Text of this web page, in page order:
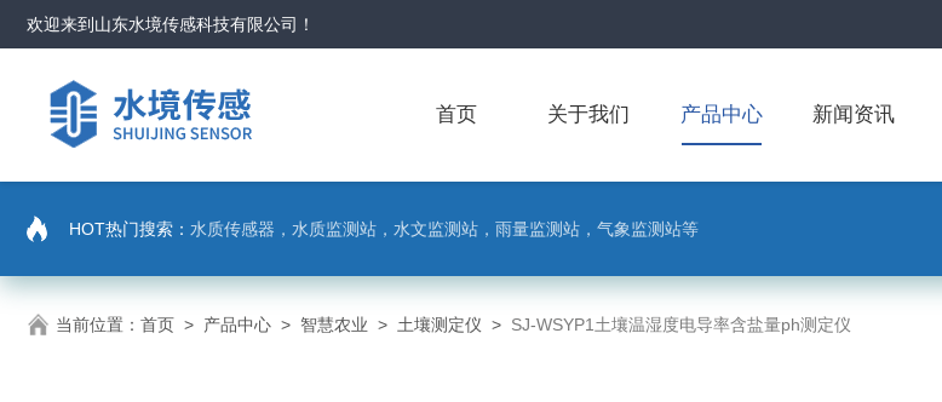
欢迎来到 山东水境传感科技有限公司 ！
首页 关于我们 产品中心 新闻资讯
HOT热门搜索： 水质传感器，水质监测站，水文监测站，雨量监测站，气象监测站等
当前位置： 首页 > 产品中心 > 智慧农业 > 土壤测定仪 > SJ-WSYP1土壤温湿度电导率含盐量ph测定仪